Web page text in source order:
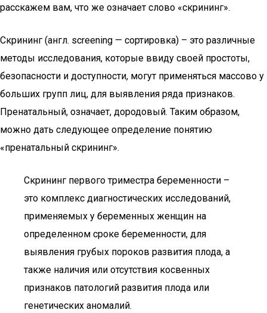
расскажем вам, что же означает слово «скрининг».
Скрининг (англ. screening — сортировка) – это различные
методы исследования, которые ввиду своей простоты,
безопасности и доступности, могут применяться массово у
больших групп лиц, для выявления ряда признаков.
Пренатальный, означает, дородовый. Таким образом,
можно дать следующее определение понятию
«пренатальный скрининг».
Скрининг первого триместра беременности –
это комплекс диагностических исследований,
применяемых у беременных женщин на
определенном сроке беременности, для
выявления грубых пороков развития плода, а
также наличия или отсутствия косвенных
признаков патологий развития плода или
генетических аномалий.